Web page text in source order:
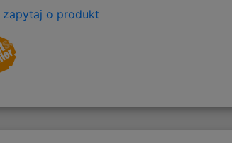
zapytaj o produkt